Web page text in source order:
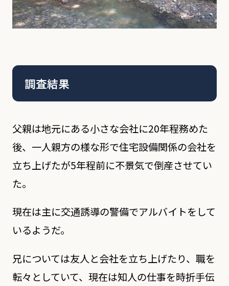
調査結果
父親は地元にある小さな会社に20年程務めた
後、一人親方の様な形で住宅設備関係の会社を
立ち上げたが5年程前に不景気で倒産させてい
た。
現在は主に交通誘導の警備でアルバイトをして
いるようだ。
兄については友人と会社を立ち上げたり、職を
転々としていて、現在は知人の仕事を時折手伝